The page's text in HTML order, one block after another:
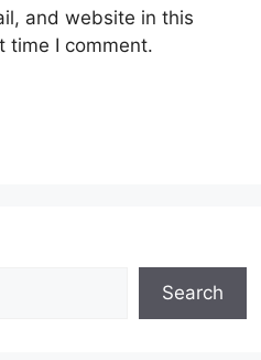
and website in this
time I comment.
Search